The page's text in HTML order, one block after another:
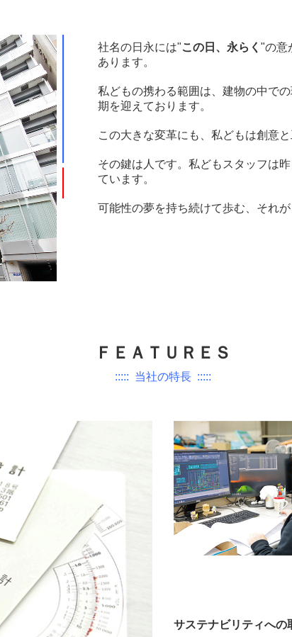
社名の日永には"この日、永らく "の意
あります。
私どもの携わる範囲は、建物の中で
期を迎えております。
この大きな変革にも、私どもは創意
その鍵は人です。私どもスタッフは
ています。
可能性の夢を持ち続けて歩む、それが
ＦＥＡＴＵＲＥＳ
::::: 当社の特長 :::::
サステナビリティへの